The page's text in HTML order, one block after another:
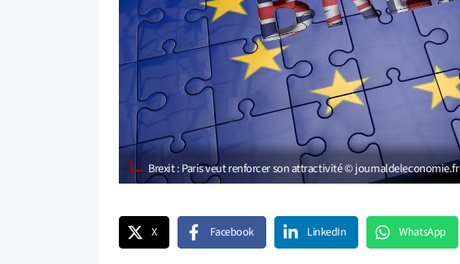
Brexit : Paris veut renforcer son attractivité © journaldeleconomie.fr
X Facebook LinkedIn WhatsApp